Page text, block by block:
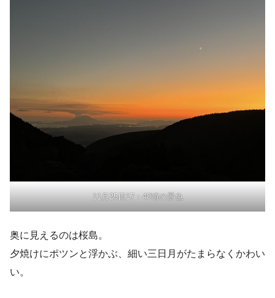
11月25日17：40頃の景色
奥に見えるのは桜島。
夕焼けにポツンと浮かぶ、細い三日月がたまらなくかわい
い。